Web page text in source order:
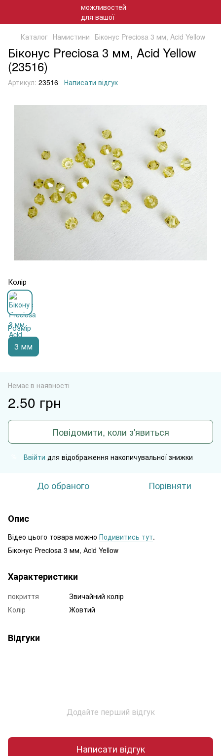
Каталог Намистини Біконус Preciosa 3 мм, Acid Yellow
Біконус Preciosa 3 мм, Acid Yellow
(23516)
Артикул: 23516 Написати відгук
Колір
Розмір
3 мм
Немає в наявності
2.50 грн
Повідомити, коли з'явиться
Ввійти для відображення накопичувальної знижки
До обраного Порівняти
Опис
Відео цього товара можно Подивитись тут.
Біконус Preciosa 3 мм, Acid Yellow
Характеристики
покриття
Звичайний колір
Колір
Жовтий
Відгуки
Додайте перший відгук
Написати відгук